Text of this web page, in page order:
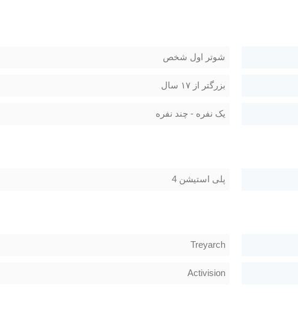
شوتر اول شخص
بزرگتر از ۱۷ سال
یک نفره - چند نفره
پلی استیشن 4
Treyarch
Activision